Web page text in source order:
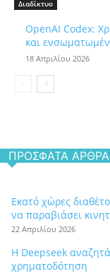
Διαδίκτυο
OpenAI Codex:
και
18 Απριλίου 2026
ΠΡΌΣΦΑΤΑ ΆΡΘΡΑ
Εκατό χώρες
να παραβιάσει
22 Απριλίου 2026
Η Deepseek
χρηματοδότηση